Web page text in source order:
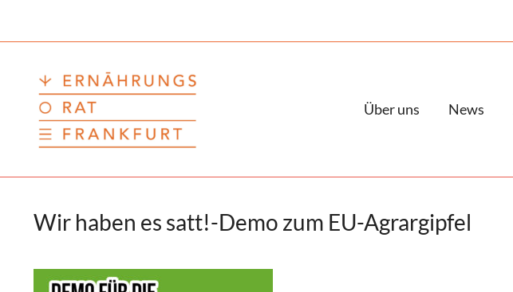
Über uns News
Wir haben es satt!-Demo zum EU-Agrargipfel